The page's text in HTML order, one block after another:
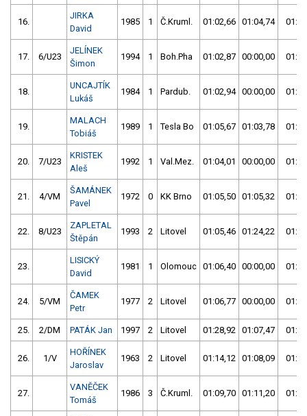
16.
JIRKA
David
1985 1 Č.Kruml. 01:02,66 01:04,74
17. 6/U23
JELÍNEK
Šimon
1994 1 Boh.Pha 01:02,87 00:00,00
18.
UNCAJTÍK
Lukáš
1984 1 Pardub. 01:02,94 00:00,00
19.
MALACH
Tobiáš
1989 1 Tesla Bo 01:05,67 01:03,78
20. 7/U23
KRISTEK
Aleš
1992 1 Val.Mez. 01:04,01 00:00,00
21. 4/VM
ŠAMÁNEK
Pavel
1972 0 KK Brno 01:05,50 01:05,32
22. 8/U23
ZAPLETAL
Štěpán
1993 2 Litovel 01:05,46 01:24,22
23.
LISICKÝ
David
1981 1 Olomouc 01:06,40 00:00,00
24. 5/VM
ČAMEK
Petr
1977 2 Litovel 01:06,77 00:00,00
25. 2/DM PATÁK Jan 1997 2 Litovel 01:28,92 01:07,47
26. 1/V
HOŘÍNEK
Jaroslav
1963 2 Litovel 01:14,12 01:08,09
27.
VANĚČEK
Tomáš
1986 3 Č.Kruml. 01:09,70 01:11,20